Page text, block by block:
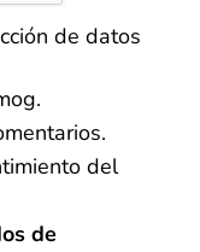
de datos
del
de